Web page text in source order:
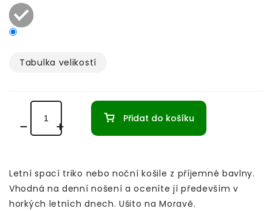
Tabulka velikostí­
Přidat do košíku
Letní spací triko nebo noční košile z příjemné bavlny.
Vhodná na denní nošení a oceníte jí především v
horkých letních dnech. Ušito na Moravě.